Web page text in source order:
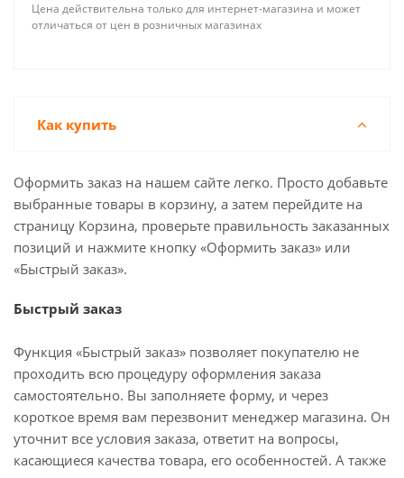
Цена действительна только для интернет-магазина и может
отличаться от цен в розничных магазинах
Как купить
Оформить заказ на нашем сайте легко. Просто добавьте
выбранные товары в корзину, а затем перейдите на
страницу Корзина, проверьте правильность заказанных
позиций и нажмите кнопку «Оформить заказ» или
«Быстрый заказ».
Быстрый заказ
Функция «Быстрый заказ» позволяет покупателю не
проходить всю процедуру оформления заказа
самостоятельно. Вы заполняете форму, и через
короткое время вам перезвонит менеджер магазина. Он
уточнит все условия заказа, ответит на вопросы,
касающиеся качества товара, его особенностей. А также